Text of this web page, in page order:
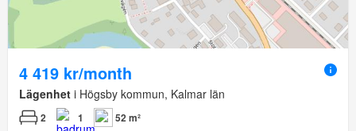
4 419 kr/month
Lägenhet i Högsby kommun, Kalmar län
2 1
52 m²